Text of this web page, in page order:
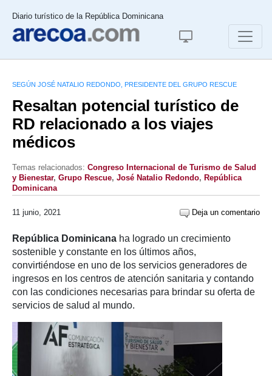
Diario turístico de la República Dominicana
SEGÚN JOSÉ NATALIO REDONDO, PRESIDENTE DEL GRUPO RESCUE
Resaltan potencial turístico de
RD relacionado a los viajes
médicos
Temas relacionados: Congreso Internacional de Turismo de Salud
y Bienestar, Grupo Rescue, José Natalio Redondo, República
Dominicana
11 junio, 2021 Deja un comentario
República Dominicana ha logrado un crecimiento
sostenible y constante en los últimos años,
convirtiéndose en uno de los servicios generadores de
ingresos en los centros de atención sanitaria y contando
con las condiciones necesarias para brindar su oferta de
servicios de salud al mundo.